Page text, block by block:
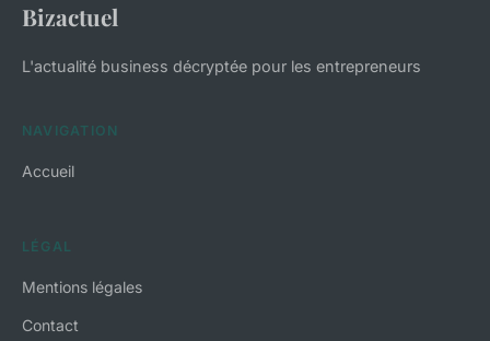
Bizactuel
L'actualité business décryptée pour les entrepreneurs
NAVIGATION
Accueil
LÉGAL
Mentions légales
Contact